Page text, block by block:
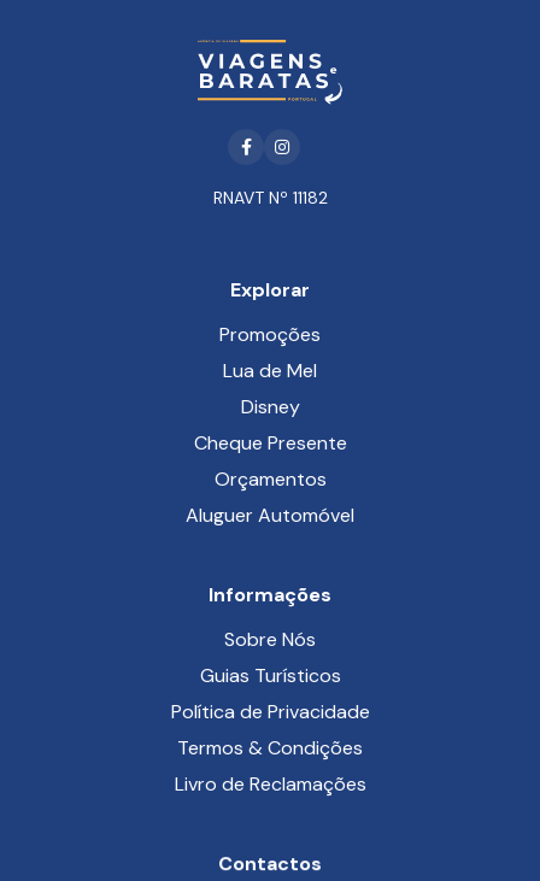
FacebookInstagram
RNAVT Nº 11182
Explorar
Promoções
Lua de Mel
Disney
Cheque Presente
Orçamentos
Aluguer Automóvel
Informações
Sobre Nós
Guias Turísticos
Política de Privacidade
Termos & Condições
Livro de Reclamações
Contactos